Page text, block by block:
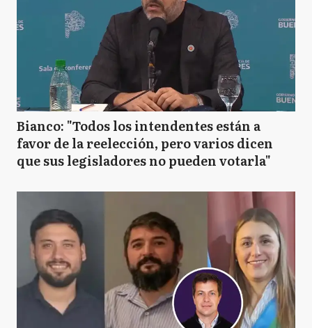
Bianco: "Todos los intendentes están a
favor de la reelección, pero varios dicen
que sus legisladores no pueden votarla"